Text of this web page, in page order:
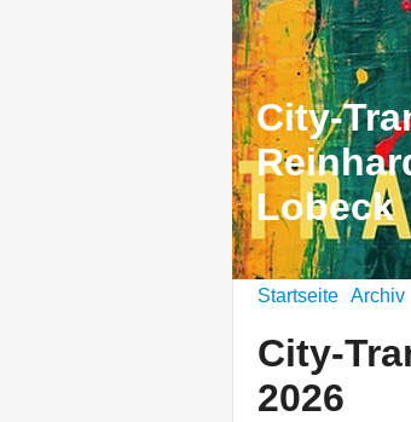
City-
Lobeck
Startseite Archiv
City-
2026